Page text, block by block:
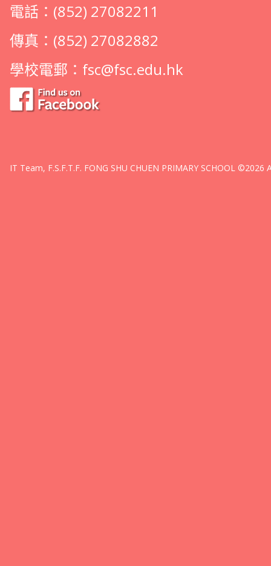
電話：(852) 27082211
傳真：(852) 27082882
學校電郵： fsc@fsc.edu.hk
IT Team, F.S.F.T.F. FONG SHU CHUEN PRIMARY SCHOOL ©2026